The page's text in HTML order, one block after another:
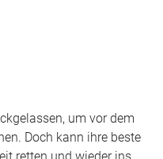
um vor dem
Doch kann ihre beste